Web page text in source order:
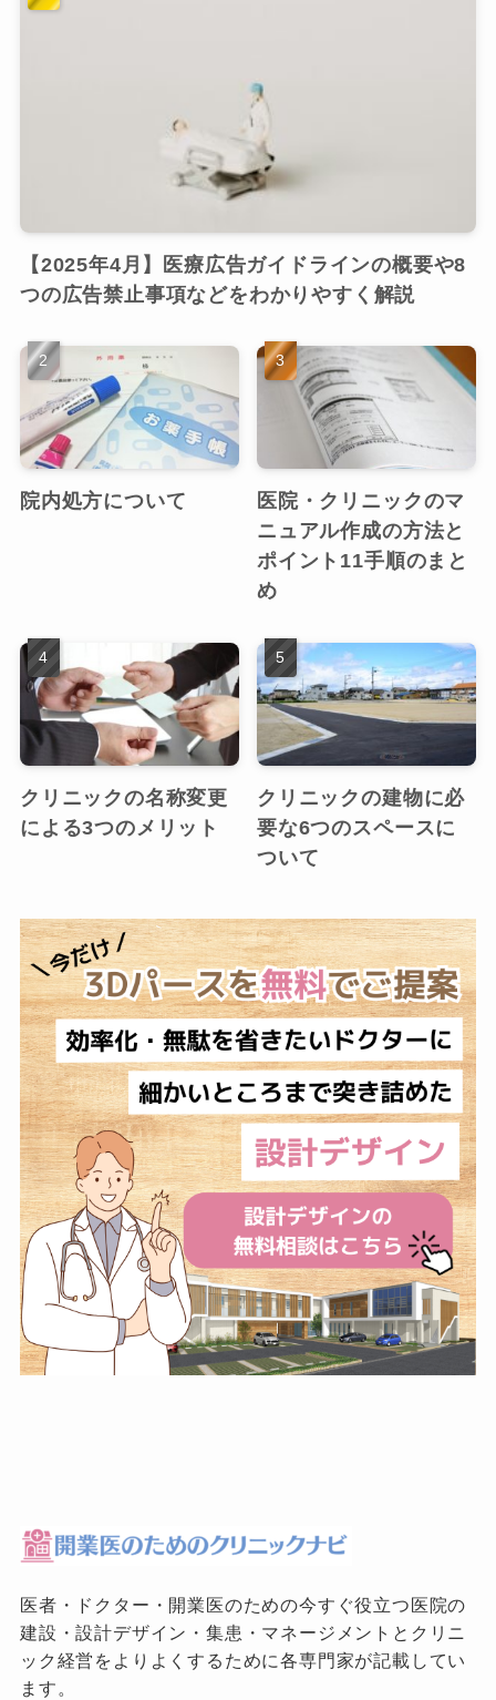
【2025年4月】医療広告ガイドラインの概要や8
つの広告禁止事項などをわかりやすく解説
院内処方について
医院・クリニックのマ
ニュアル作成の方法と
ポイント11手順のまと
め
クリニックの名称変更
による3つのメリット
クリニックの建物に必
要な6つのスペースに
ついて
医者・ドクター・開業医のための今すぐ役立つ医院の
建設・設計デザイン・集患・マネージメントとクリニ
ック経営をよりよくするために各専門家が記載してい
ます。